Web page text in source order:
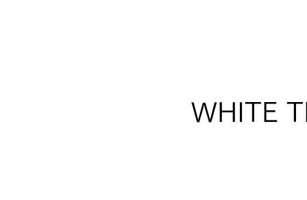
​WHITE